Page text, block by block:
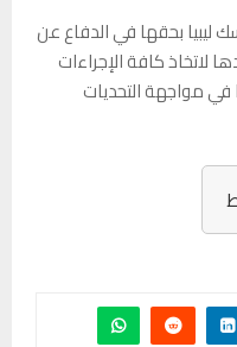
ليبيا بحقها في الدفاع عن
لاتخاذ كافة الإجراءات
في مواجهة التحديات